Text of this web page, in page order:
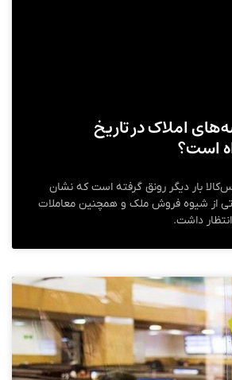
املاک در تاریخ
است؟
بار دیگر رونق گرفته است که نشان
از شیوه فروش ملک و همچنین معاملات
داشت.